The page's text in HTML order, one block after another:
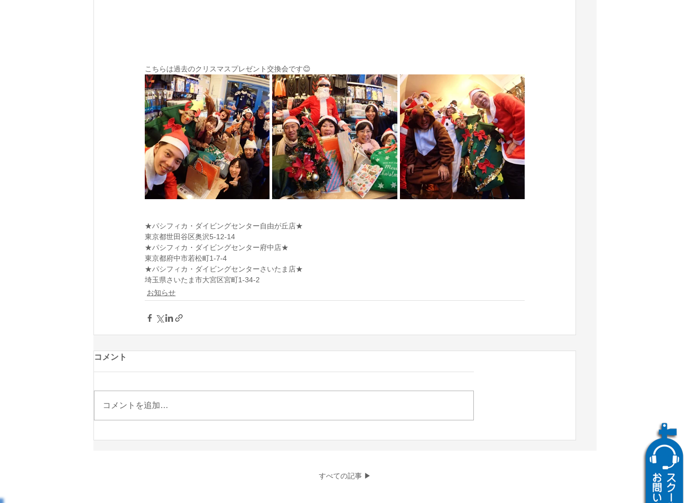
こちらは過去のクリスマスプレゼント交換会です😊
★パシフィカ・ダイビングセンター自由が丘店★
東京都世田谷区奥沢5-12-14
★パシフィカ・ダイビングセンター府中店★
​東京都府中市若松町1-7-4
★パシフィカ・ダイビングセンターさいたま店★
埼玉県さいたま市大宮区宮町1-34-2
お知らせ
コメント
コメントを追加…
すべての記事 ▶